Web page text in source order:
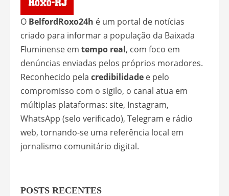
O BelfordRoxo24h é um portal de notícias
criado para informar a população da Baixada
Fluminense em tempo real, com foco em
denúncias enviadas pelos próprios moradores.
Reconhecido pela credibilidade e pelo
compromisso com o sigilo, o canal atua em
múltiplas plataformas: site, Instagram,
WhatsApp (selo verificado), Telegram e rádio
web, tornando-se uma referência local em
jornalismo comunitário digital.
POSTS RECENTES